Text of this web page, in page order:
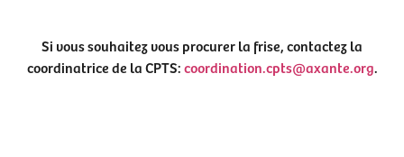
Si vous souhaitez vous procurer la frise, contactez la
coordinatrice de la CPTS:coordination.cpts@axante.org.